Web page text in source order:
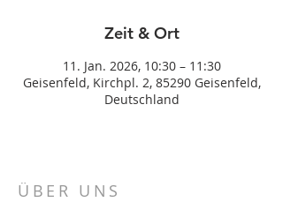
Zeit & Ort
11. Jan. 2026, 10:30 – 11:30
Geisenfeld, Kirchpl. 2, 85290 Geisenfeld,
Deutschland
ÜBER UNS